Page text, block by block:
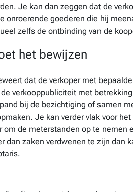
Je kan dan zeggen dat de
onroerende goederen die hij
zelfs de ontbinding van de
het bewijzen
dat de verkoper met
verkooppubliciteit met
bij de bezichtiging of samen
Je kan verder vlak voor
om de meterstanden op te nemen
dan zaken verdwenen te zijn dan